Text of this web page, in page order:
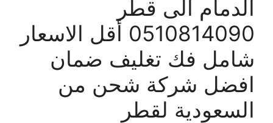
الدمام الى قطر
0510814090 أقل الاسعار
شامل فك تغليف ضمان
افضل شركة شحن من
السعودية لقطر